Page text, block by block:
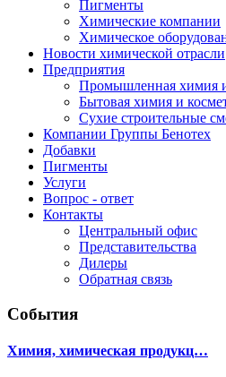
Пигменты
Химические компании
Химическое
Новости химической отрасли
Предприятия
Промышленная химия
Бытовая химия и
Сухие строительные
Компании Группы Бенотех
Добавки
Пигменты
Услуги
Вопрос - ответ
Контакты
Центральный офис
Представительства
Дилеры
Обратная связь
События
Химия, химическая продукц…